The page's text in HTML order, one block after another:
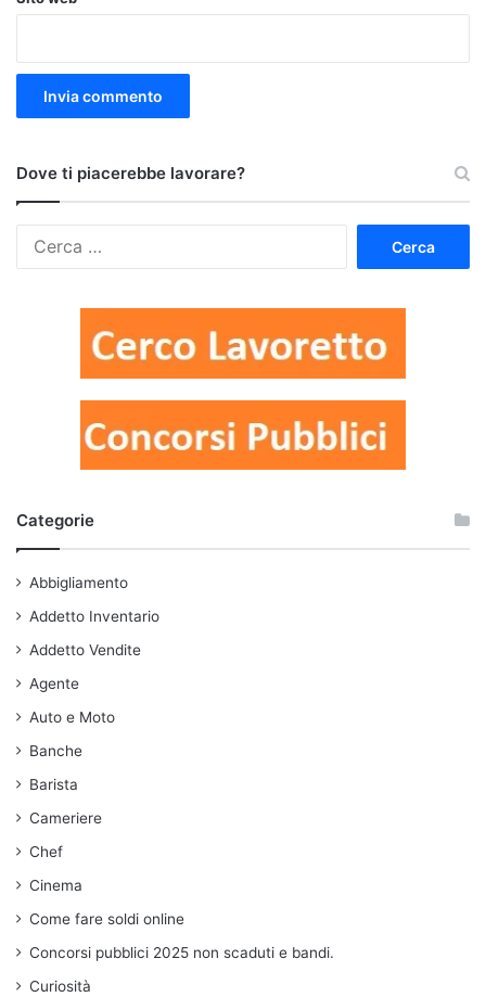
Dove ti piacerebbe lavorare?
Categorie
Abbigliamento
Addetto Inventario
Addetto Vendite
Agente
Auto e Moto
Banche
Barista
Cameriere
Chef
Cinema
Come fare soldi online
Concorsi pubblici 2025 non scaduti e bandi.
Curiosità